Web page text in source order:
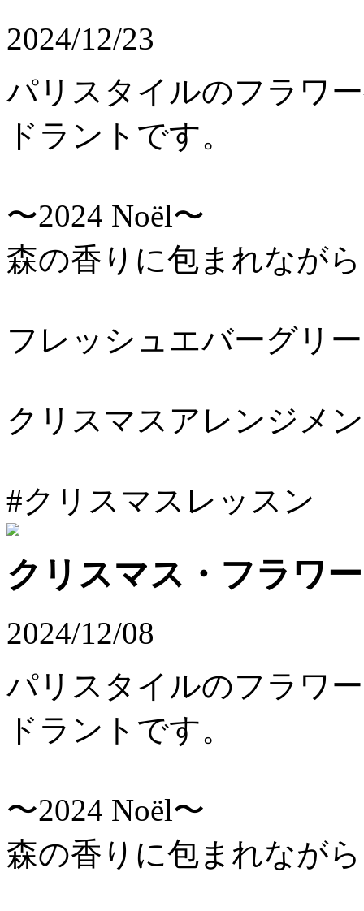
2024/12/23
パリスタイルのフラワ
ドラントです。
〜2024 Noël〜
森の香りに包まれなが
フレッシュエバーグリ
クリスマスアレンジメ
#クリスマスレッスン
クリスマス・フラワ
2024/12/08
パリスタイルのフラワ
ドラントです。
〜2024 Noël〜
森の香りに包まれなが